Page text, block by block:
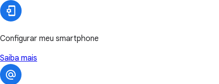
Configurar meu smartphone
Saiba mais